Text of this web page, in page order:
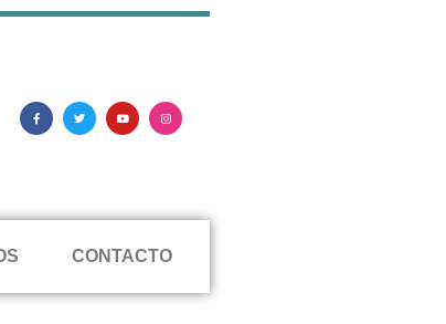
CONTACTO